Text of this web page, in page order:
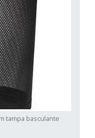
tampa basculante